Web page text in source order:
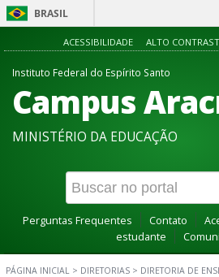
BRASIL
ACESSIBILIDADE ALTO
Instituto Federal do Espírito Santo
Campus
MINISTÉRIO DA EDUCAÇÃO
Perguntas Frequentes Contato
estudante
PÁGINA INICIAL > DIRETORIAS > DIRETORIA DE